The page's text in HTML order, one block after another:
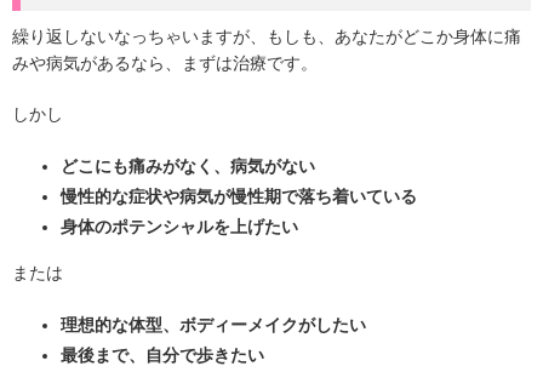
繰り返しないなっちゃいますが、もしも、あなたがどこか身体に痛
みや病気があるなら、まずは治療です。
しかし
どこにも痛みがなく、病気がない
慢性的な症状や病気が慢性期で落ち着いている
身体のポテンシャルを上げたい
または
理想的な体型、ボディーメイクがしたい
最後まで、自分で歩きたい